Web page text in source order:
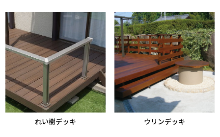
れい樹デッキ ウリンデッキ